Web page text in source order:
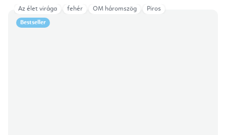
Bestseller
Az élet virága fehér OM háromszög Piros